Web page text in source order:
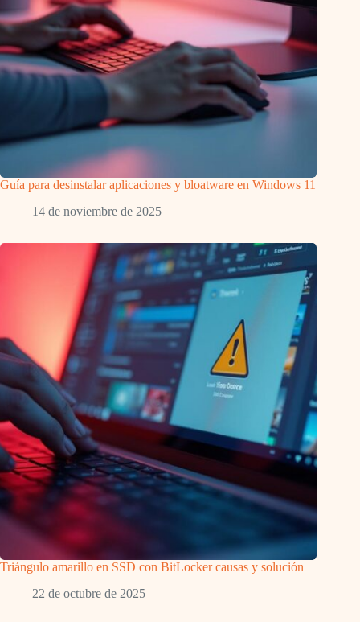
Guía para desinstalar aplicaciones y bloatware en Windows 11
14 de noviembre de 2025
Triángulo amarillo en SSD con BitLocker causas y solución
22 de octubre de 2025